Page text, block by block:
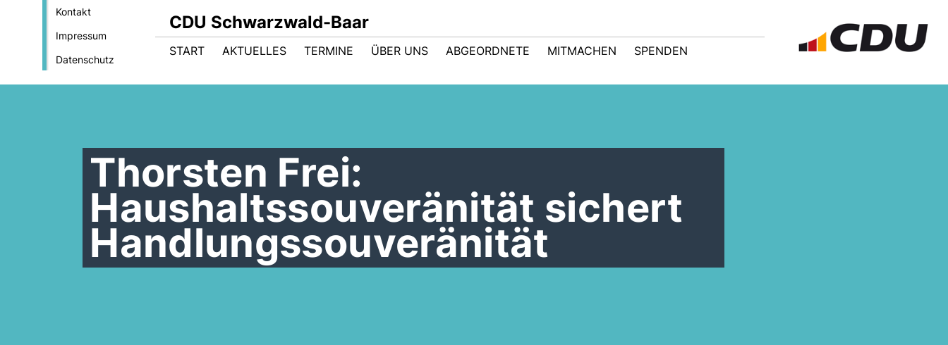
Kontakt
Impressum
Datenschutz
CDU Schwarzwald-Baar
START AKTUELLES TERMINE ÜBER UNS ABGEORDNETE MITMACHEN SPENDEN
Thorsten Frei:
Haushaltssouveränität sichert
Handlungssouveränität